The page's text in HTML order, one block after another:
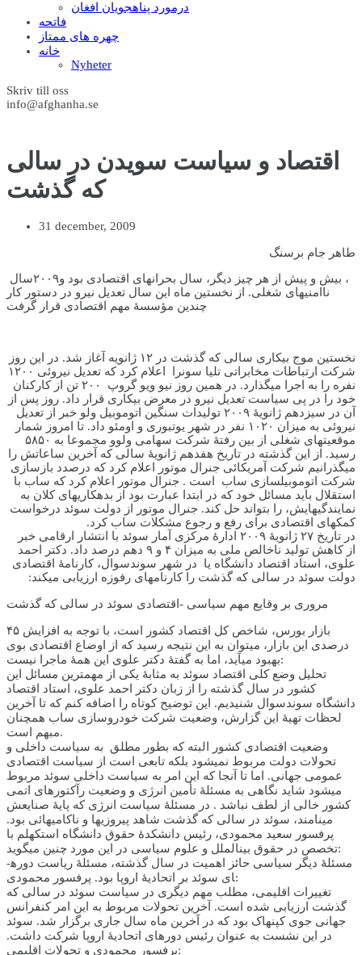
درمورد پناهجويان افغان
فاتحه
چهره های ممتاز
خانه
Nyheter
Skriv till oss
info@afghanha.se
اقتصاد و سیاست سويدن در سالی
که گذشت
31 december, 2009
طاهر جام برسنگ
سال۲۰۰۹، بیش و پیش از هر چیز دیگر، سال بحران­های اقتصادی بود و
ناامنی­های شغلی. از نخستین ماه این سال تعدیل نیرو در دستور کار
چندین مؤسسۀ مهم اقتصادی قرار گرفت
نخستین موج بیکاری سالی که گذشت در ۱۲ ژانویه آغاز شد. در این روز
شرکت ارتباطات مخابراتی تلیا سونرا اعلام کرد که تعدیل نیروئی ۱۲۰۰
نفره را به اجرا می­گذارد. در همین روز نیو ویو گروپ ۲۰۰ تن از کارکنان
خود را در پی سیاست تعدیل نیرو در معرض بیکاری قرار داد. روز پس از
آن در سیزدهم ژانویۀ ۲۰۰۹ تولیدات سنگین اتوموبیل ولو خبر از تعدیل
نیروئی به میزان ۱۰۲۰ نفر در شهر یوتبوری و اومئو داد. تا امروز شمار
موقعیت­های شغلی از بین رفتۀ شرکت سهامی ولوو مجموعا به ۵۸۵۰
رسید. از این گذشته در تاریخ هفدهم ژانویۀ سالی که آخرین ساعاتش را
می­گذرانیم شرکت آمریکائی جنرال موتور اعلام کرد که درصدد بازسازی
شرکت اتوموبیل­سازی ساب است . جنرال موتور اعلام کرد که ساب با
استقلال باید مسائل خود که در ابتدا عبارت بود از بدهکاری­های کلان به
نمایندگی­هایش، را بتواند حل کند. جنرال موتور از دولت سوئد درخواست
کمک­های اقتصادی برای رفع و رجوع مشکلات ساب کرد.
در تاریخ ۲۷ ژانویۀ ۲۰۰۹ ادارۀ مرکزی آمار سوئد با انتشار ارقامی خبر
از کاهش تولید ناخالص ملی به میزان ۴ و ۹ دهم درصد داد. دکتر احمد
علوی، استاد اقتصاد دانشگاه یا در شهر سوندسوال، کارنامۀ اقتصادی
دولت سوئد در سالی که گذشت را کارنامه­ای رفوزه ارزیابی می­کند:
مروری بر وقایع مهم سیاسی -اقتصادی سوئد در سالی که گذشت
بازار بورس، شاخص کل اقتصاد کشور است، با توجه به افزایش ۴۵
درصدی این بازار، می­توان به این نتیجه رسید که از اوضاع اقتصادی بوی
بهبود می­آید، اما به گفتۀ دکتر علوی این همۀ ماجرا نیست:
تحلیل وضع کلی اقتصاد سوئد به مثابۀ یکی از مهمترین مسائل این
کشور در سال گذشته را از زبان دکتر احمد علوی، استاد اقتصاد
دانشگاه سوندسوال شنیدیم. این توضیح کوتاه را اضافه کنم که تا آخرین
لحظات تهیۀ این گزارش، وضعیت شرکت خودروسازی ساب همچنان
مبهم است.
وضعیت اقتصادی کشور البته که بطور مطلق به سیاست داخلی و
تحولات دولت مربوط نمی­شود بلکه تابعی است از سیاست اقتصادی
عمومی جهانی. اما تا آنجا که این امر به سیاست داخلی سوئد مربوط
می­شود شاید نگاهی به مسئلۀ تأمین انرژی و وضعیت رآکتورهای اتمی
کشور خالی از لطف نباشد . در مسئلۀ سیاست انرژی که پایۀ صنایعش
می­نامند، سوئد در سالی که گذشت شاهد پیروزی­ها و ناکامی­هائی بود.
پرفسور سعید محمودی، رئیس دانشکدۀ حقوق دانشگاه استکهلم با
تخصص در حقوق بین­الملل و علوم سیاسی در این مورد چنین می­گوید:
مسئلۀ دیگر سیاسی حائز اهمیت در سال گذشته، مسئلۀ ریاست دوره­
ای سوئد بر اتحادیۀ اروپا بود. پرفسور محمودی:
تغییرات اقلیمی، مطلب مهم دیگری در سیاست سوئد در سالی که
گذشت ارزیابی شده است. آخرین تحولات مربوط به این امر کنفرانس
جهانی جوی کپنهاک بود که در آخرین ماه سال جاری برگزار شد. سوئد
در این نشست به عنوان رئیس دوره­ای اتحادیۀ اروپا شرکت داشت.
پرفسور محمودی و تحولات اقلیمی: